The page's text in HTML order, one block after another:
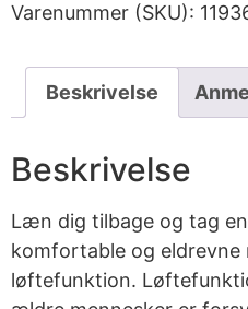
Varenummer (SKU):
Beskrivelse
Beskrivelse
Læn dig tilbage og tag
komfortable og eldrevne
løftefunktion.